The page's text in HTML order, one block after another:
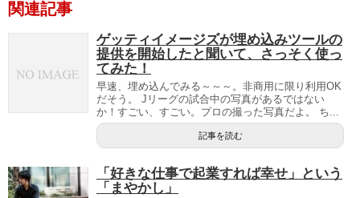
関連記事
ゲッティイメージズが埋め込みツールの
提供を開始したと聞いて、さっそく使っ
てみた！
早速、埋め込んでみる～～～。非商用に限り利用OK
だそう。 Jリーグの試合中の写真があるではない
か！すごい、すごい。プロの撮った写真だよ。 ち...
記事を読む
「好きな仕事で起業すれば幸せ」という
「まやかし」